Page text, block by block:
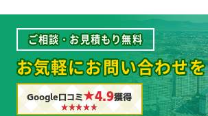
ご相談・お見積もり無料
お気軽にお問い合わせ
Google口コミ★4.9獲得